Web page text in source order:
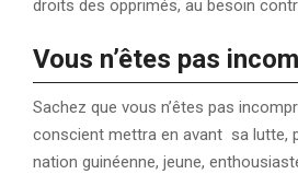
droits des opprimés, au besoin
Vous n’êtes pas
Sachez que vous n’êtes pas
conscient mettra en avant sa lutte,
nation guinéenne, jeune,